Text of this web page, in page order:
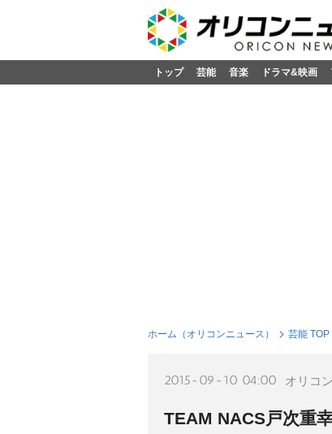
トップ 芸能 音楽 ドラマ&映画
ホーム（オリコンニュース） 芸能 TOP
2015-09-10 04:00 オリコ
TEAM NACS戸次重